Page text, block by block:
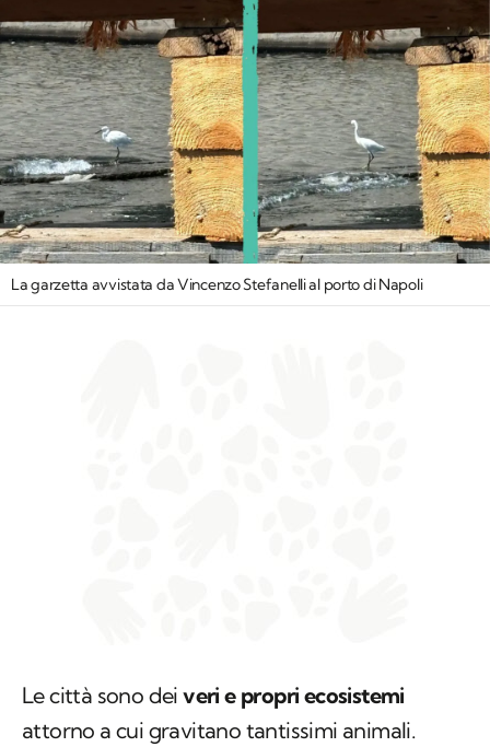
La garzetta avvistata da Vincenzo Stefanelli al porto di Napoli
Le città sono deiveri e propri ecosistemi
attorno a cui gravitano tantissimi animali.